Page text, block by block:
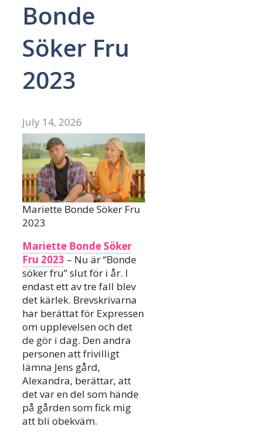
Bonde
Söker Fru
2023
July 14, 2026
Mariette Bonde Söker Fru
2023
Mariette Bonde Söker
Fru 2023 – Nu är “Bonde
söker fru” slut för i år. I
endast ett av tre fall blev
det kärlek. Brevskrivarna
har berättat för Expressen
om upplevelsen och det
de gör i dag. Den andra
personen att frivilligt
lämna Jens gård,
Alexandra, berättar, att
det var en del som hände
på gården som fick mig
att bli obekväm.